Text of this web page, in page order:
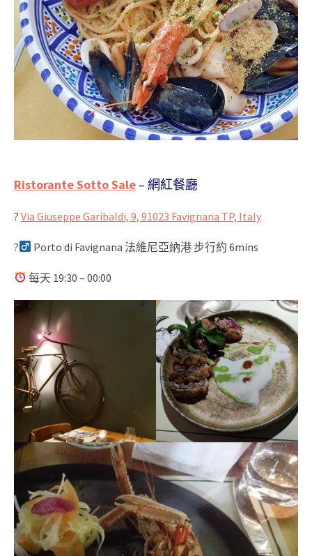
Ristorante Sotto Sale – 網紅餐廳
? Via Giuseppe Garibaldi, 9, 91023 Favignana TP, Italy
?‍ Porto di Favignana 法維尼亞納港 步行約 6mins
每天 19:30 – 00:00